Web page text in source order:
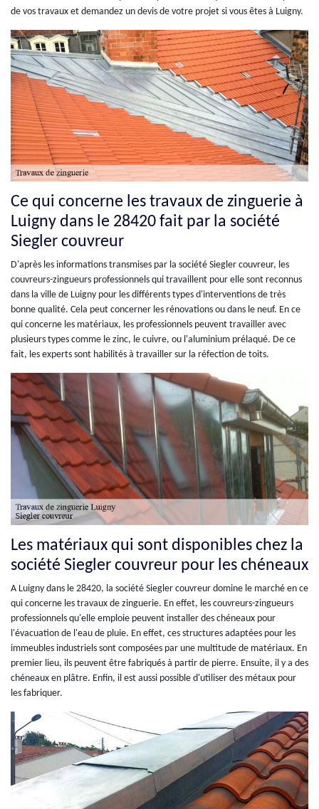
de vos travaux et demandez un devis de votre projet si vous êtes à Luigny.
Ce qui concerne les travaux de zinguerie à
Luigny dans le 28420 fait par la société
Siegler couvreur
D'après les informations transmises par la société Siegler couvreur, les
couvreurs-zingueurs professionnels qui travaillent pour elle sont reconnus
dans la ville de Luigny pour les différents types d'interventions de très
bonne qualité. Cela peut concerner les rénovations ou dans le neuf. En ce
qui concerne les matériaux, les professionnels peuvent travailler avec
plusieurs types comme le zinc, le cuivre, ou l'aluminium prélaqué. De ce
fait, les experts sont habilités à travailler sur la réfection de toits.
Les matériaux qui sont disponibles chez la
société Siegler couvreur pour les chéneaux
A Luigny dans le 28420, la société Siegler couvreur domine le marché en ce
qui concerne les travaux de zinguerie. En effet, les couvreurs-zingueurs
professionnels qu'elle emploie peuvent installer des chéneaux pour
l'évacuation de l'eau de pluie. En effet, ces structures adaptées pour les
immeubles industriels sont composées par une multitude de matériaux. En
premier lieu, ils peuvent être fabriqués à partir de pierre. Ensuite, il y a des
chéneaux en plâtre. Enfin, il est aussi possible d'utiliser des métaux pour
les fabriquer.